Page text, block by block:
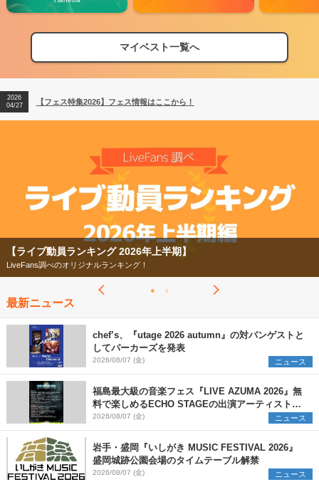
マイベスト一覧へ
【フェス特集2026】フェス情報はここから！
【ライブ動員ランキング】2026年上半期編発表！
2026
04/27
【フェス特集2026】フェス情報はここから！
2026
【ライブ動員ランキング 2026年上半期】
LiveFans調べのオリジナルランキング！
最新ニュース
chef’s、『utage 2026 autumn』の対バンゲストと
してパーカーズを発表
2026/08/07 (金) ニュース
福島最大級の音楽フェス『LIVE AZUMA 2026』無
料で楽しめるECHO STAGEの出演アーティストを
発表
2026/08/07 (金) ニュース
岩手・盛岡『いしがき MUSIC FESTIVAL 2026』
盛岡城跡公園会場のタイムテーブル解禁
2026/08/07 (金) ニュース